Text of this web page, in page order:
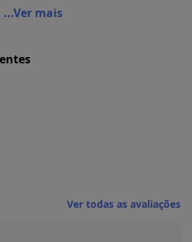
...Ver mais
Ver todas as avaliações